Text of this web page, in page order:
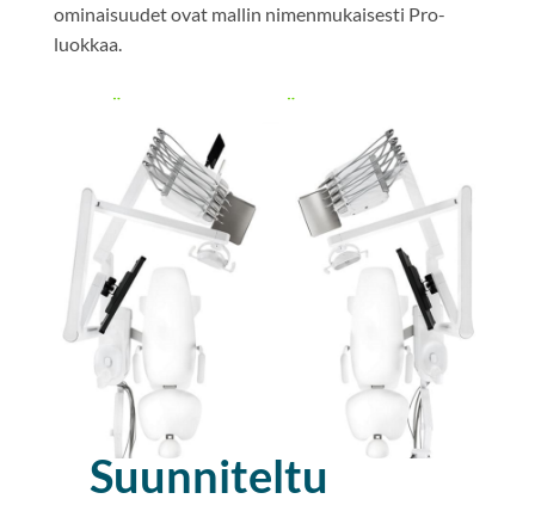
ominaisuudet ovat mallin nimenmukaisesti Pro-
luokkaa.
PYYDÄ TARJOUS TAI LISÄTIETOJA
Suunniteltu